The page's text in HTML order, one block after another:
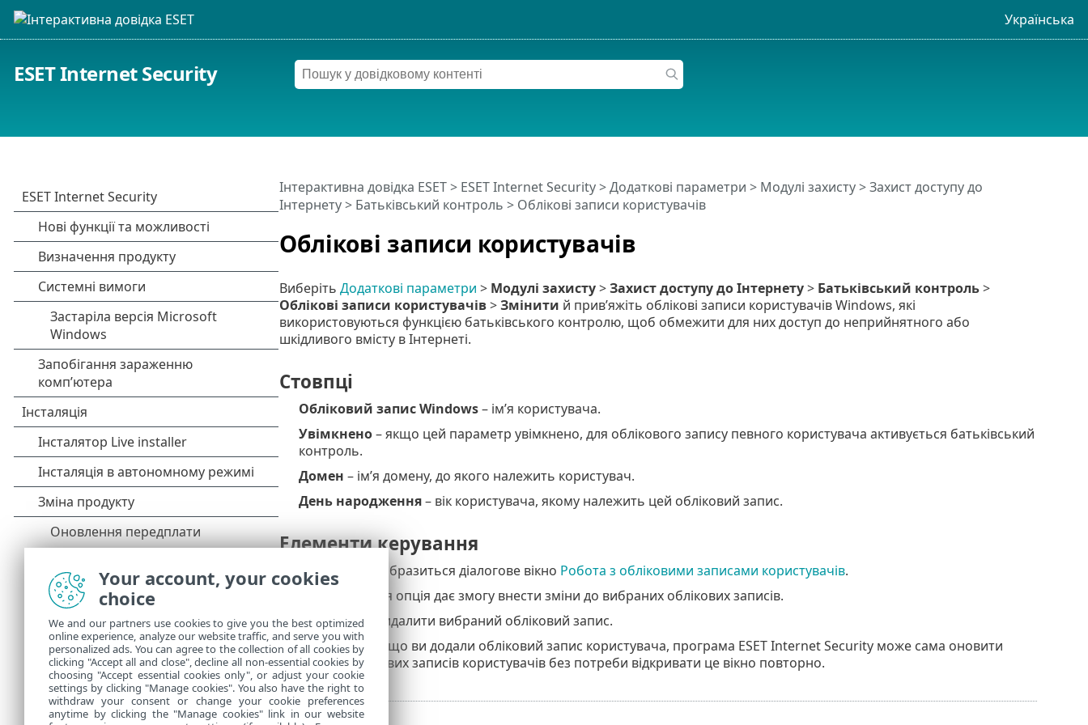
Українська
ESET Internet Security
Облікові записи користувачів
Інтерактивна довідка ESET> ESET Internet Security>Додаткові параметри > Модулі захисту>Захист доступу до
Інтернету> Батьківський контроль > Облікові записи користувачів
Виберіть Додаткові параметри > Модулі захисту>Захист доступу до Інтернету> Батьківський контроль>
Облікові записи користувачів>Змінити й прив’яжіть облікові записи користувачів Windows, які
використовуються функцією батьківського контролю, щоб обмежити для них доступ до неприйнятного або
шкідливого вмісту в Інтернеті.
Стовпці
Обліковий запис Windows– ім’я користувача.
Увімкнено– якщо цей параметр увімкнено, для облікового запису певного користувача активується батьківський
контроль.
Домен – ім’я домену, до якого належить користувач.
День народження– вік користувача, якому належить цей обліковий запис.
Елементи керування
Додати – відобразиться діалогове вікно Робота з обліковими записами користувачів.
— ця опція дає змогу внести зміни до вибраних облікових записів.
Видалити
: видалити вибраний обліковий запис.
Оновити– якщо ви додали обліковий запис користувача, програма ESET Internet Security може сама оновити
список облікових записів користувачів без потреби відкривати це вікно повторно.
Your account, your cookies
choice
We and our partners use cookies to give you the best optimized
online experience, analyze our website traffic, and serve you with
personalized ads. You can agree to the collection of all cookies by
clicking "Accept all and close", decline all non-essential cookies by
choosing "Accept essential cookies only", or adjust your cookie
settings by clicking "Manage cookies". You also have the right to
withdraw your consent or change your cookie preferences
anytime by clicking the "Manage cookies" link in our website